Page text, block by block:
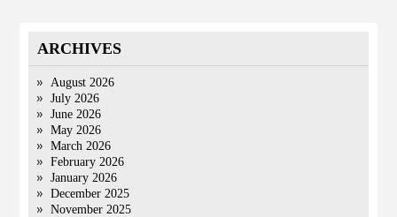
ARCHIVES
August 2026
July 2026
June 2026
May 2026
March 2026
February 2026
January 2026
December 2025
November 2025